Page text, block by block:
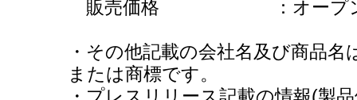
販売価格 ：オープン
・その他記載の会社名及び商品
または商標です。
・プレスリリース記載の情報(製